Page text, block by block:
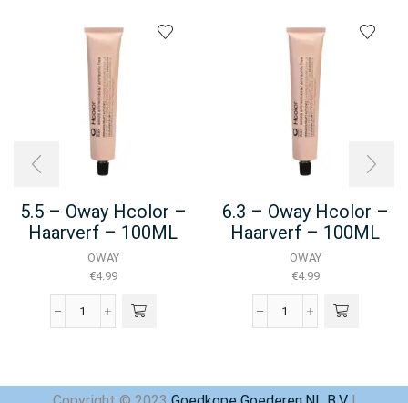
5.5 – Oway Hcolor –
Haarverf – 100ML
OWAY
€4.99
5.5
-
6.3 – Oway Hcolor –
Haarverf – 100ML
OWAY
€4.99
6.3
-